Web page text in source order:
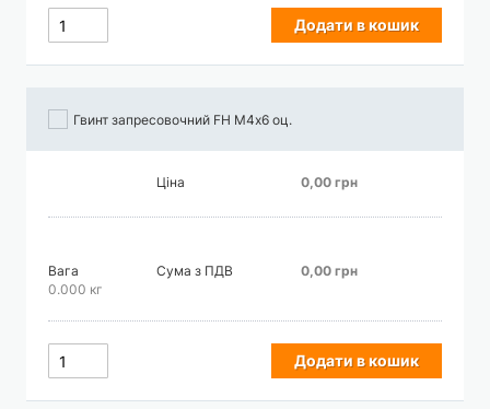
Додати в кошик
Гвинт запресовочний FH М4х6 оц.
Ціна 0,00 грн
Вага
0.000 кг
Сума з ПДВ 0,00 грн
Додати в кошик